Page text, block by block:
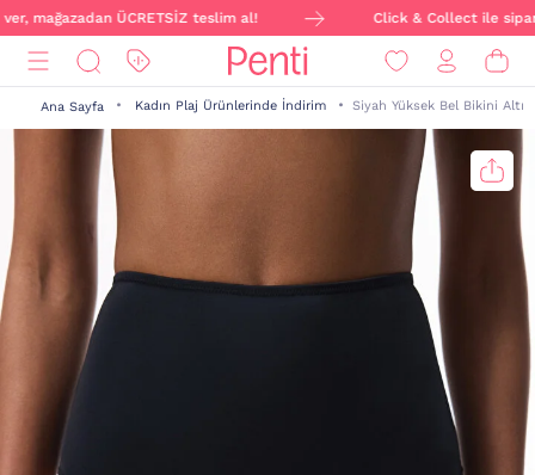
mağazadan ÜCRETSİZ teslim al! Click & Collect ile
Ana Sayfa Kadın Plaj Ürünlerinde İndirim Siyah Yüksek Bel Bikini Altı